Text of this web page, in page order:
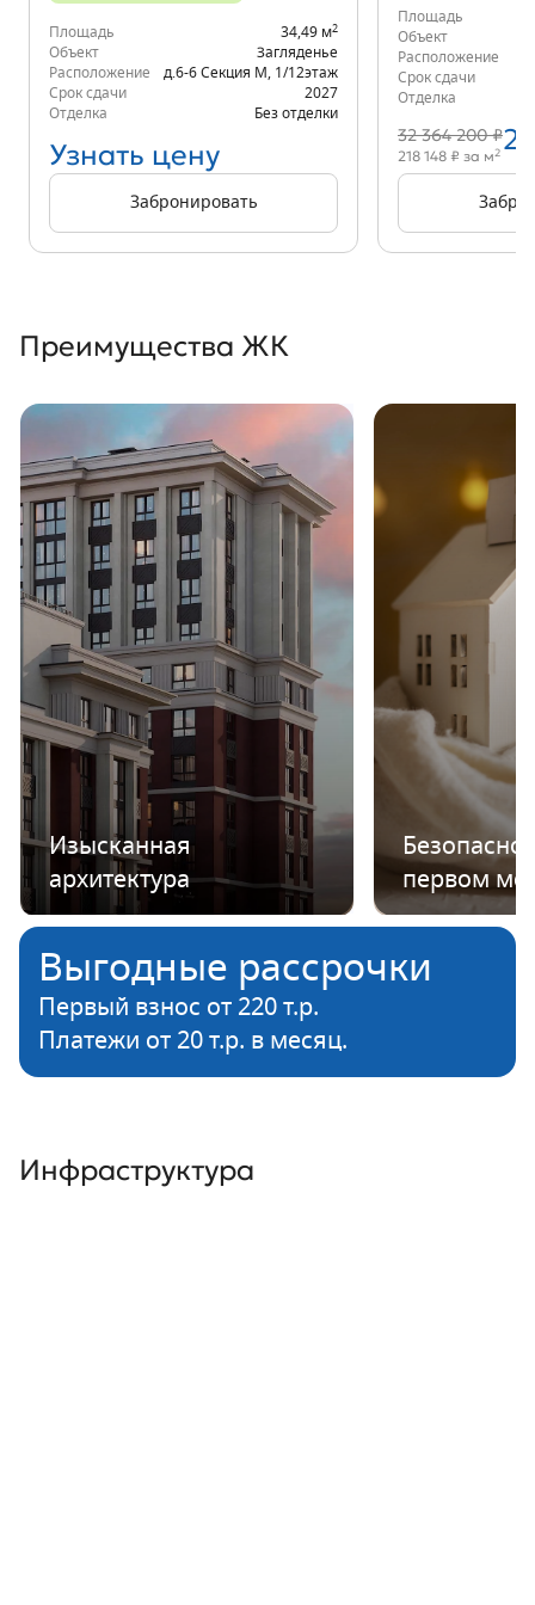
Площадь 34,49 м2
Объект
Загляденье
Расположение
д.6-6 Секция М 1/12этаж
Срок сдачи
2027
Отделка
Без отделки
Узнать цену
Забронировать
Площадь
Объект
Расположение
Срок сдачи
Отделка
32 364 200 ₽
218 148 ₽ за м2
Преимущества ЖК
Изысканная
архитектура
первом
Выгодные рассрочки
Первый взнос от 220 т.р.
Платежи от 20 т.р. в месяц.
Инфраструктура